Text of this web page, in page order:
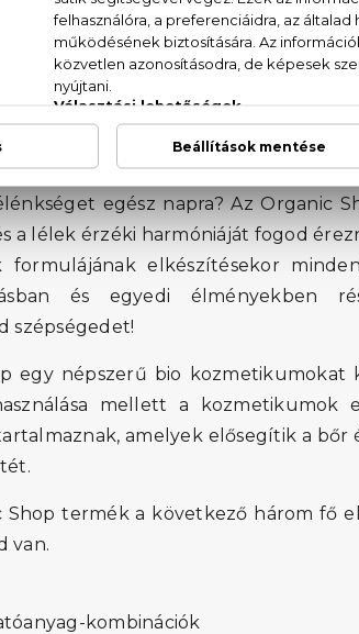
1.430 Ft
Mit akar valójában? Magával
egész napra? Az
a lélek érzéki harmóniáját fogod
formulájának elkészítésekor
és egyedi élményekben
szépségedet!
egy népszerű bio
mellett a kozmetikumok
amelyek elősegítik a bőr
termék a következő három fő
van.
kombinációk